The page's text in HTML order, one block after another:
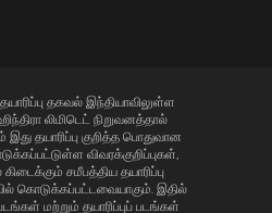
தகவல் இந்தியாவிலுள்ள
லிமிடெட் நிறுவனத்தால்
இது தயாரிப்பு குறித்த பொதுவான
விவரக்குறிப்புகள்,
சமீபத்திய தயாரிப்பு
கொடுக்கப்பட்டவையாகும். இதில்
மற்றும் தயாரிப்புப் படங்கள்